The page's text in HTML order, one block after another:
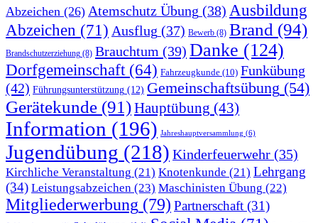
Abzeichen (26) Atemschutz Übung (38) Ausbildung
Abzeichen (71) Ausflug (37) Bewerb (8) Brand (94)
Brandschutzerziehung (8) Brauchtum (39) Danke (124)
Dorfgemeinschaft(64) Fahrzeugkunde (10) Funkübung
(42) Führungsunterstützung (12) Gemeinschaftsübung (54)
Gerätekunde (91)Hauptübung (43)
Information (196) Jahreshauptversammlung (6)
Jugendübung (218) Kinderfeuerwehr (35)
Kirchliche Veranstaltung (21) Knotenkunde (21) Lehrgang
(34) Leistungsabzeichen (23) Maschinisten Übung (22)
Mitgliederwerbung (79) Partnerschaft (31)